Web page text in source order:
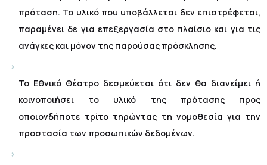
πρόταση. Το υλικό που υποβάλλεται δεν επιστρέφεται,
παραμένει δε για επεξεργασία στο πλαίσιο και για τις
ανάγκες και μόνον της παρούσας πρόσκλησης.
Το Εθνικό Θέατρο δεσμεύεται ότι δεν θα διανείμει ή
κοινοποιήσει το υλικό της πρότασης προς
οποιονδήποτε τρίτο τηρώντας τη νομοθεσία για την
προστασία των προσωπικών δεδομένων.